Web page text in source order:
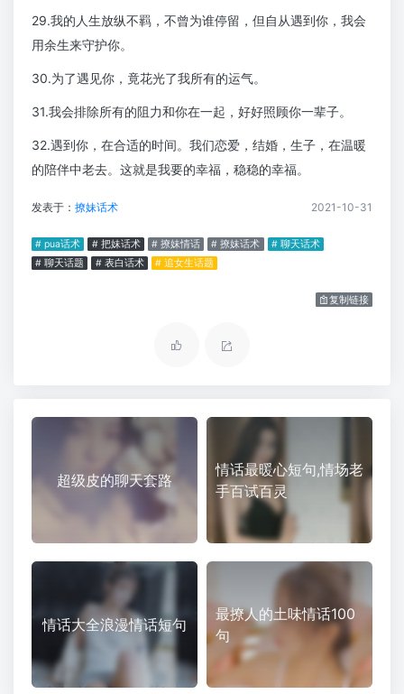
29.我的人生放纵不羁，不曾为谁停留，但自从遇到你，我会
用余生来守护你。
30.为了遇见你，竟花光了我所有的运气。
31.我会排除所有的阻力和你在一起，好好照顾你一辈子。
32.遇到你，在合适的时间。我们恋爱，结婚，生子，在温暖
的陪伴中老去。这就是我要的幸福，稳稳的幸福。
发表于： 撩妹话术 2021-10-31
# pua话术 # 把妹话术 # 撩妹情话 # 撩妹话术
# 聊天话术
# 聊天话题
# 表白话术 # 追女生话题
复制链接
超级皮的聊天套路
情话最暖心短句,情场老
手百试百灵
情话大全浪漫情话短句
最撩人的土味情话100
句